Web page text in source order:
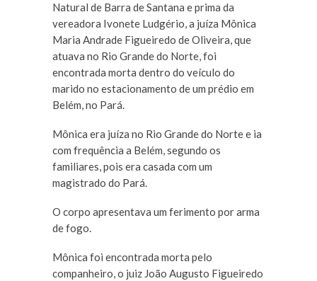
Natural de Barra de Santana e prima da
vereadora Ivonete Ludgério, a juíza Mônica
Maria Andrade Figueiredo de Oliveira, que
atuava no Rio Grande do Norte, foi
encontrada morta dentro do veículo do
marido no estacionamento de um prédio em
Belém, no Pará.
Mônica era juíza no Rio Grande do Norte e ia
com frequência a Belém, segundo os
familiares, pois era casada com um
magistrado do Pará.
O corpo apresentava um ferimento por arma
de fogo.
Mônica foi encontrada morta pelo
companheiro, o juiz João Augusto Figueiredo